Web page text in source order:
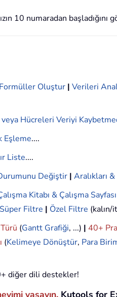
10 numaradan başladığını
Oluştur | Verileri
veya Hücreleri Veriyi
Eşleme....
Liste....
Değiştir | Aralıkları
Kitabı & Çalışma
Süper Filtre | Özel Filtre
Türü (Gantt Grafiği, ...) | 40+
(Kelimeye Dönüştür, Para
diğer dili destekler!
yaşayın. Kutools for